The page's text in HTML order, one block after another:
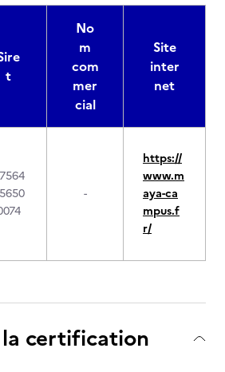
t
No
m
com
mer
cial
Site
inter
net
-
https://
www.m
aya-ca
mpus.f
r/
la certification